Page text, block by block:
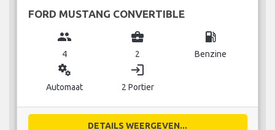
FORD MUSTANG CONVERTIBLE
group
4
business_center
2
local_gas_station
Benzine
miscellaneous_services
Automaat
login
2 Portier
DETAILS WEERGEVEN...